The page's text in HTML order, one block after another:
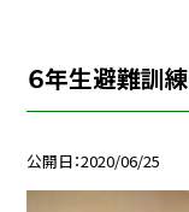
６年生避難訓練
公開日 2020/06/25